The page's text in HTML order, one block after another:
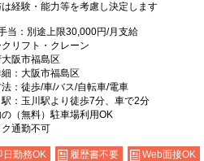
経験・能力等を考慮し決定します
当：別途上限30,000円/月支給
リフト・クレーン
阪市福島区
：大阪市福島区
：徒歩/車/バス/自転車/電車
：玉川駅より徒歩7分、車で2分
（無料）駐車場利用OK
通勤不可
日勤務OK 履歴書不要 Web面接OK